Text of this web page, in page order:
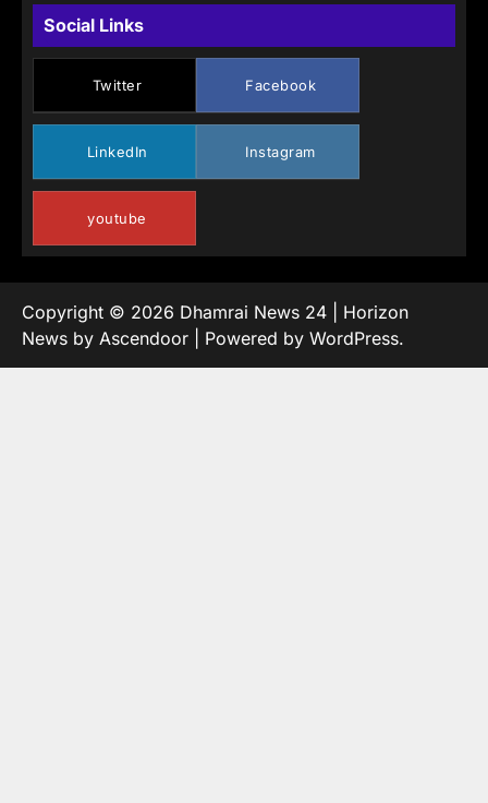
Social Links
Twitter Facebook
LinkedIn Instagram
youtube
Copyright © 2026 Dhamrai News 24 | Horizon
News by Ascendoor | Powered by WordPress.